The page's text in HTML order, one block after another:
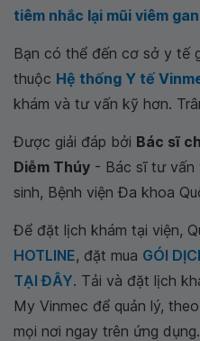
tiêm nhắc lại mũi viêm
Bạn có thể đến cơ sở y tế
thuộc Hệ thống Y tế
khám và tư vấn kỹ hơn.
Được giải đáp bởi Bác sĩ
Diễm Thúy - Bác sĩ tư vấn
sinh, Bệnh viện Đa khoa
Để đặt lịch khám tại viện,
HOTLINE, đặt mua GÓI
TẠI ĐÂY. Tải và đặt lịch
My Vinmec để quản lý,
mọi nơi ngay trên ứng dụng.